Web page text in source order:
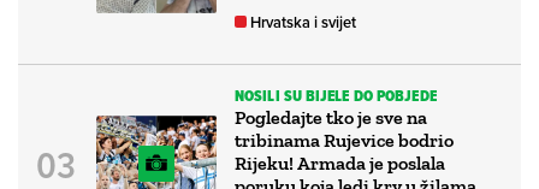
Hrvatska i svijet
NOSILI SU BIJELE DO POBJEDE
Pogledajte tko je sve na
tribinama Rujevice bodrio
Rijeku! Armada je poslala